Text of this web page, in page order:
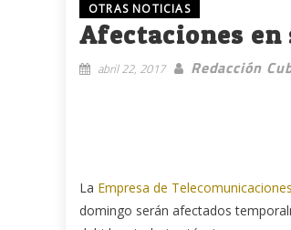
OTRAS NOTICIAS
Afectaciones
abril 22, 2017 Redacción
La Empresa de
domingo serán afectados